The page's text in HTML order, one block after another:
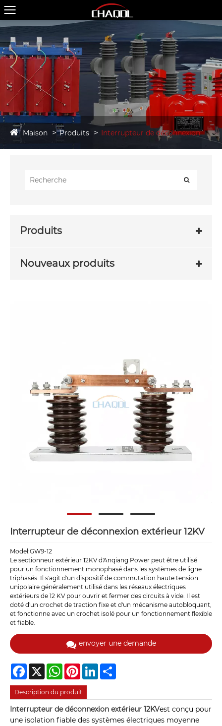
Maison Produits Interrupteur de déconnexion
Produits
Nouveaux produits
Interrupteur de déconnexion extérieur 12KV
Model:GW9-12
Le sectionneur extérieur 12KV d'Anqiang Power peut être utilisé
pour un fonctionnement monophasé dans les systèmes de ligne
triphasés. Il s'agit d'un dispositif de commutation haute tension
unipolaire généralement utilisé dans les réseaux électriques
extérieurs de 12 KV pour ouvrir et fermer des circuits à vide. Il est
doté d'un crochet de traction fixe et d'un mécanisme autobloquant,
et fonctionne avec un crochet isolé pour un fonctionnement flexible
et fiable.
envoyer une demande
Facebook
X WhatsAppPinterestLinkedIn
Description du produit
Interrupteur de déconnexion extérieur 12KVest conçu pour
une isolation fiable des systèmes électriques moyenne